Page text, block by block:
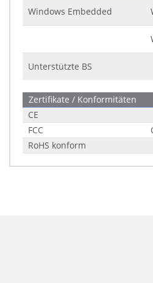
Windows Embedded
Unterstützte BS
Zertifikate / Konformitäten
CE
FCC
RoHS konform